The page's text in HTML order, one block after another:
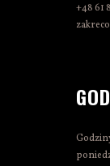
+48 61